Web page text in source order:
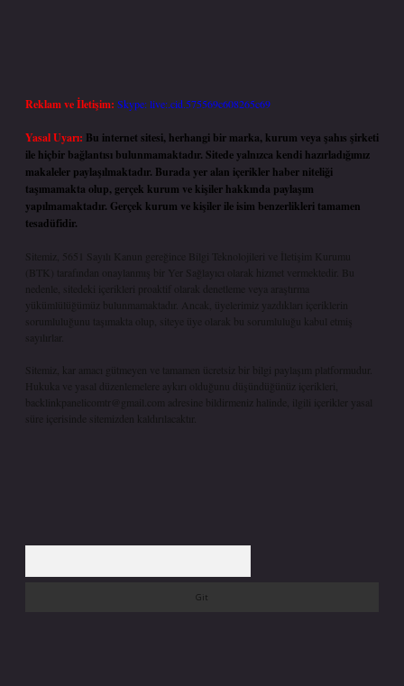
Reklam ve İletişim: Skype: live:.cid.575569c608265c69
Yasal Uyarı: Bu internet sitesi, herhangi bir marka, kurum veya şahıs şirketi
ile hiçbir bağlantısı bulunmamaktadır. Sitede yalnızca kendi hazırladığımız
makaleler paylaşılmaktadır. Burada yer alan içerikler haber niteliği
taşımamakta olup, gerçek kurum ve kişiler hakkında paylaşım
yapılmamaktadır. Gerçek kurum ve kişiler ile isim benzerlikleri tamamen
tesadüfidir.
Sitemiz, 5651 Sayılı Kanun gereğince Bilgi Teknolojileri ve İletişim Kurumu
(BTK) tarafından onaylanmış bir Yer Sağlayıcı olarak hizmet vermektedir. Bu
nedenle, sitedeki içerikleri proaktif olarak denetleme veya araştırma
yükümlülüğümüz bulunmamaktadır. Ancak, üyelerimiz yazdıkları içeriklerin
sorumluluğunu taşımakta olup, siteye üye olarak bu sorumluluğu kabul etmiş
sayılırlar.
Sitemiz, kar amacı gütmeyen ve tamamen ücretsiz bir bilgi paylaşım platformudur.
Hukuka ve yasal düzenlemelere aykırı olduğunu düşündüğünüz içerikleri,
backlinkpanelicomtr@gmail.com
adresine bildirmeniz halinde, ilgili içerikler yasal
süre içerisinde sitemizden kaldırılacaktır.